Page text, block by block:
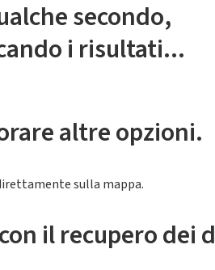
secondo,
i risultati...
altre opzioni.
sulla mappa.
il recupero dei